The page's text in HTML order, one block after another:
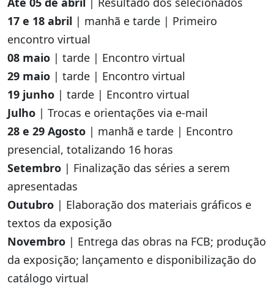
17 e 18 abril | manhã e tarde | Primeiro
encontro virtual
08 maio | tarde | Encontro virtual
29 maio | tarde | Encontro virtual
19 junho | tarde | Encontro virtual
Julho | Trocas e orientações via e-mail
28 e 29 Agosto | manhã e tarde | Encontro
presencial, totalizando 16 horas
Setembro | Finalização das séries a serem
apresentadas
Outubro | Elaboração dos materiais gráficos e
textos da exposição
Novembro | Entrega das obras na FCB; produção
da exposição; lançamento e disponibilização do
catálogo virtual